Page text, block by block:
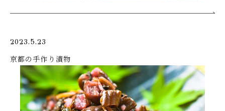
2023.5.23
京都の手作り漬物